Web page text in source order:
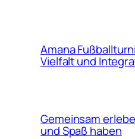
Amana
Vielfalt und
Gemeinsam
und Spaß haben